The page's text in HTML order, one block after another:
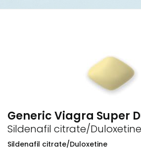
Generic Viagra Super
Sildenafil citrate/
Sildenafil citrate/Duloxetine